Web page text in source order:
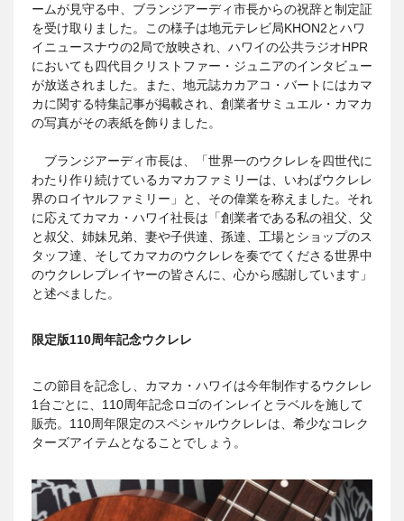
ームが見守る中、ブランジアーディ市長からの祝辞と制定証
を受け取りました。この様子は地元テレビ局KHON2とハワ
イニュースナウの2局で放映され、ハワイの公共ラジオHPR
においても四代目クリストファー・ジュニアのインタビュー
が放送されました。また、地元誌カカアコ・バートにはカマ
カに関する特集記事が掲載され、創業者サミュエル・カマカ
の写真がその表紙を飾りました。
ブランジアーディ市長は、「世界一のウクレレを四世代に
わたり作り続けているカマカファミリーは、いわばウクレレ
界のロイヤルファミリー」と、その偉業を称えました。それ
に応えてカマカ・ハワイ社長は「創業者である私の祖父、父
と叔父、姉妹兄弟、妻や子供達、孫達、工場とショップのス
タッフ達、そしてカマカのウクレレを奏でてくださる世界中
のウクレレプレイヤーの皆さんに、心から感謝しています」
と述べました。
限定版110周年記念ウクレレ
この節目を記念し、カマカ・ハワイは今年制作するウクレレ
1台ごとに、110周年記念ロゴのインレイとラベルを施して
販売。110周年限定のスペシャルウクレレは、希少なコレク
ターズアイテムとなることでしょう。